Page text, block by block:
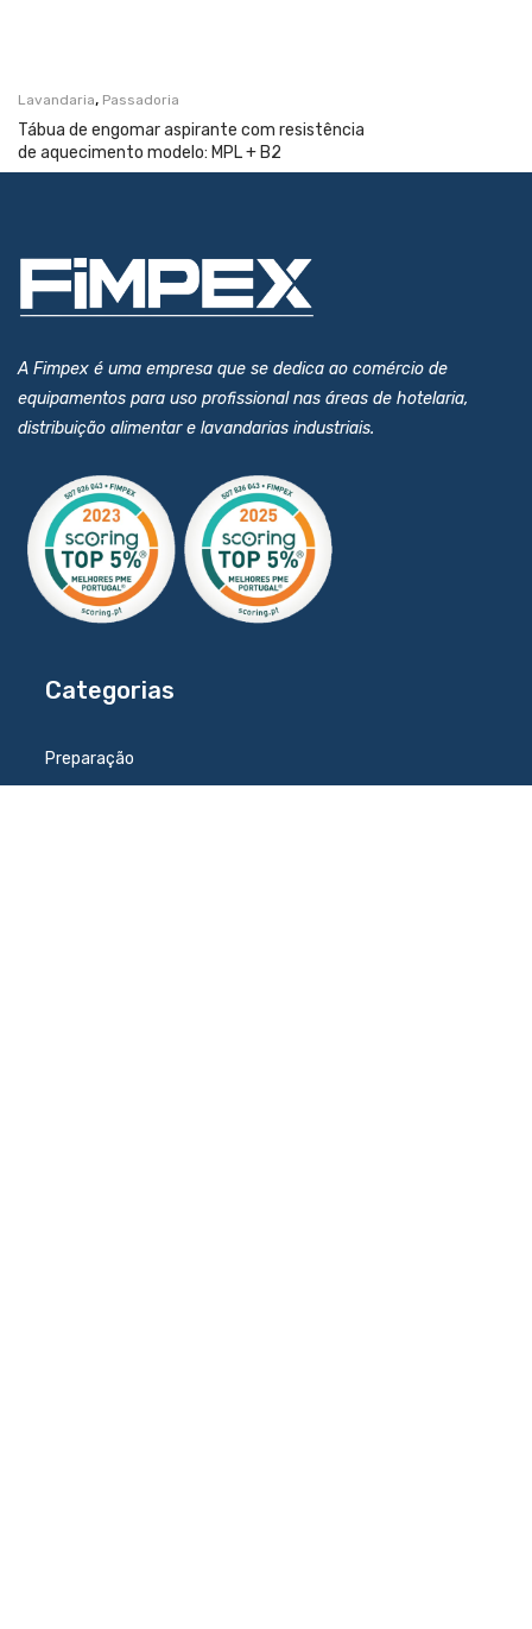
Lavandaria, Passadoria
Tábua de engomar aspirante com resistência
de aquecimento modelo: MPL + B2
A Fimpex é uma empresa que se dedica ao comércio de
equipamentos para uso profissional nas áreas de hotelaria,
distribuição alimentar e lavandarias industriais.
Categorias
Preparação